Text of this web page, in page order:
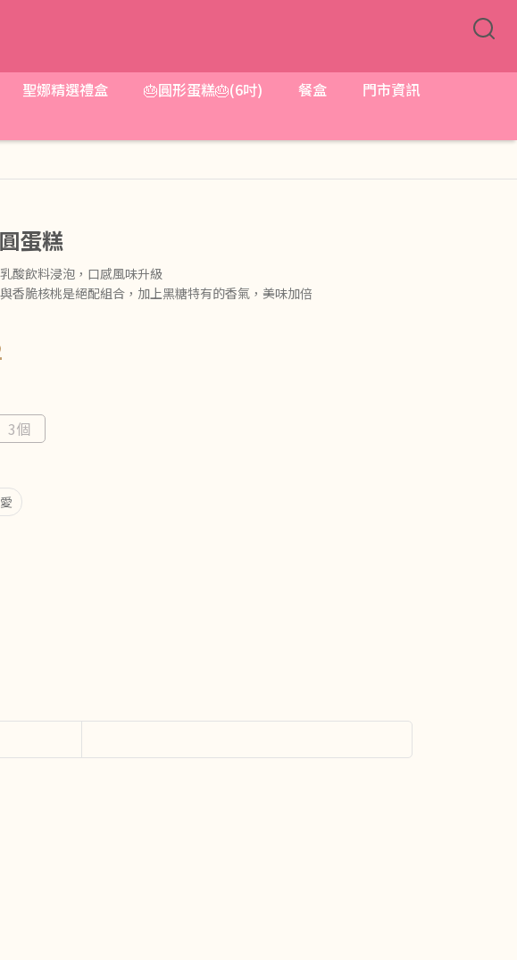
聖娜精選禮盒 🎂圓形蛋糕🎂(6吋) 餐盒
門市資訊
蛋糕
酸飲料浸泡，口感風味升級
香脆核桃是絕配組合，加上黑糖特有的香氣，美味加倍
3個